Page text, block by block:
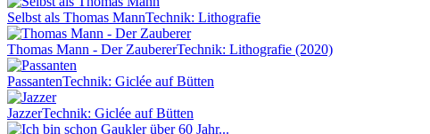
Selbst als Thomas MannTechnik: Lithografie
Thomas Mann - Der ZaubererTechnik: Lithografie (2020)
PassantenTechnik: Giclée auf Bütten
JazzerTechnik: Giclée auf Bütten